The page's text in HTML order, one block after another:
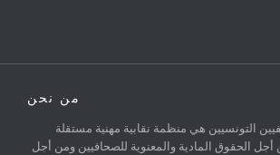
من نحن
التونسيين هي منظمة نقابية مهنية مستقلة
الحقوق المادية والمعنوية للصحافيين ومن أجل